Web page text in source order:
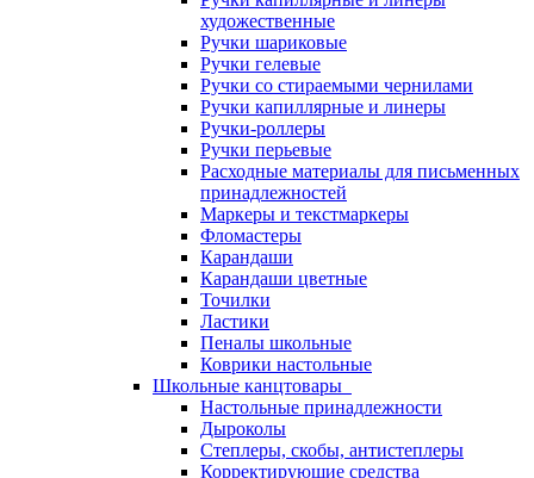
художественные
Ручки шариковые
Ручки гелевые
Ручки со стираемыми чернилами
Ручки капиллярные и линеры
Ручки-роллеры
Ручки перьевые
Расходные материалы для письменных
принадлежностей
Маркеры и текстмаркеры
Фломастеры
Карандаши
Карандаши цветные
Точилки
Ластики
Пеналы школьные
Коврики настольные
Школьные канцтовары
Настольные принадлежности
Дыроколы
Степлеры, скобы, антистеплеры
Корректирующие средства